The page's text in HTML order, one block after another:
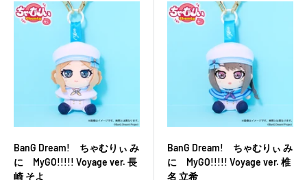
BanG Dream! ちゃむりぃ み
に MyGO!!!!! Voyage ver. 長
崎 そよ
BanG Dream! ちゃむりぃ み
に MyGO!!!!! Voyage ver. 椎
名 立希